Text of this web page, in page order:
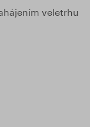
veletrhu